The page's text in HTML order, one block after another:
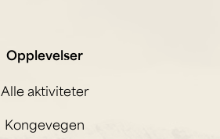
Opplevelser
Alle aktiviteter
Kongevegen